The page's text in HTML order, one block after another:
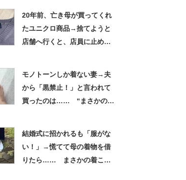
20年前、亡き母が買ってくれ
たユニクロ商品→捨てようと
店舗へ行くと、店員に止めら
モノトーンしか着ない妻→夫
から「黒禁止！」と言われて
買ったのは…… “まさかの
結婚式に招かれるも「服がな
い！」→慌てて母の着物を借
りたら…… まさかの着こな